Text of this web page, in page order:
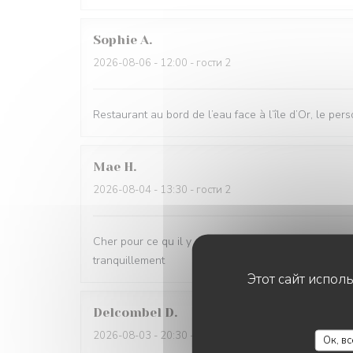
Этот сайт
Ок,
Sophie A
2026-08-06 - 12:00 - гости 2
Restaurant au bord de l’eau face à l’île d’Or, le
Mae H
2026-08-04 - 13:30 - гости 2
Cher pour ce qu il y a ds l’assiette. Dessert
tranquillement
Delcombel D
2026-08-03 - 20:30 - гости 8